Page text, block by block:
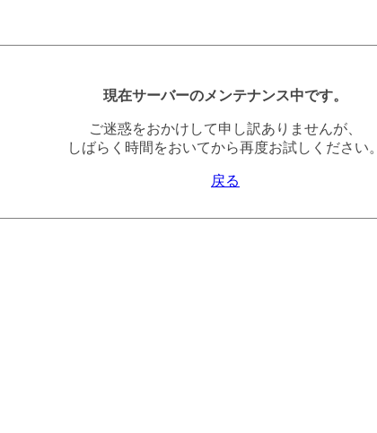
現在サーバーのメンテナンス中です。
ご迷惑をおかけして申し訳ありませんが、
しばらく時間をおいてから再度お試しください。
戻る